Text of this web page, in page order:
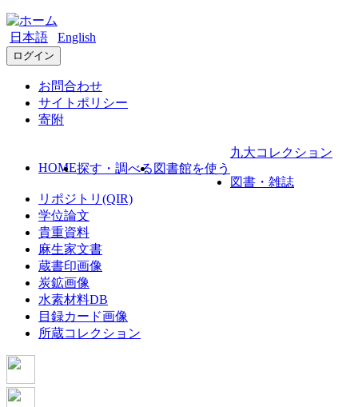
日本語 English
ログイン
お問合わせ
サイトポリシー
寄附
HOME探す・調べる 図書館を使う
九大コレクション
図書・雑誌
リポジトリ(QIR)
学位論文
貴重資料
麻生家文書
蔵書印画像
炭鉱画像
水素材料DB
目録カード画像
所蔵コレクション